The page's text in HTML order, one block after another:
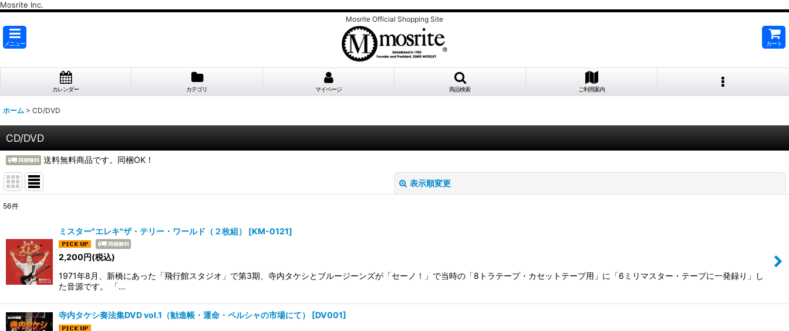
Mosrite Inc.
Mosrite Official Shopping Site
メニュー カート
カレンダー カテゴリ マイページ 商品検索 ご利用案内
ホーム > CD/DVD
CD/DVD
送料無料商品です。同梱OK！
表示順変更
並び順:
絞り込む
56件
ミスター"エレキ"ザ・テリー・ワールド（２枚組） [KM-0121]
2,200円(税込)
1971年8月、新橋にあった「飛行館スタジオ」で第3期、寺内タケシとブルージーンズが「セーノ！」で当時の「8トラテープ・カセットテープ用」に「6ミリマスター・テープに一発録り」し
た音源です。 「…
寺内タケシ奏法集DVD vol.1（勧進帳・運命・ペルシャの市場にて） [DV001]